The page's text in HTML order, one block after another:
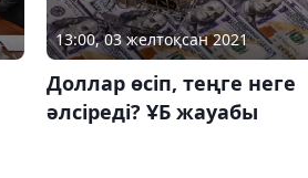
13:00, 03 желтоқсан 2021
Доллар өсіп, теңге неге
әлсіреді? ҰБ жауабы